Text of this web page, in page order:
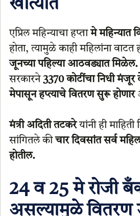
खात्यात
एप्रिल महिन्याचा हप्तामे महिन्यात
होता, त्यामुळे काही महिलांना वाटत
जूनच्या पहिल्या आठवड्यात मिळेल.
सरकारने 3370 कोटींचा निधी मंजूर
मेपासून हप्त्याचे वितरण सुरू होणार
मंत्री अदिती तटकरेयांनी ही
सांगितले कीचार दिवसांत सर्व
होतील.
24 व 25 मे रोजी
असल्यामुळे वितरण